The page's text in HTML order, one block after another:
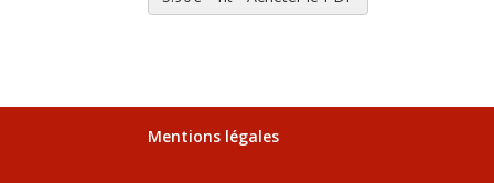
Mentions légales